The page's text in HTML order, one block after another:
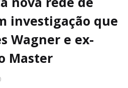
investigação que
Wagner e ex-
Master